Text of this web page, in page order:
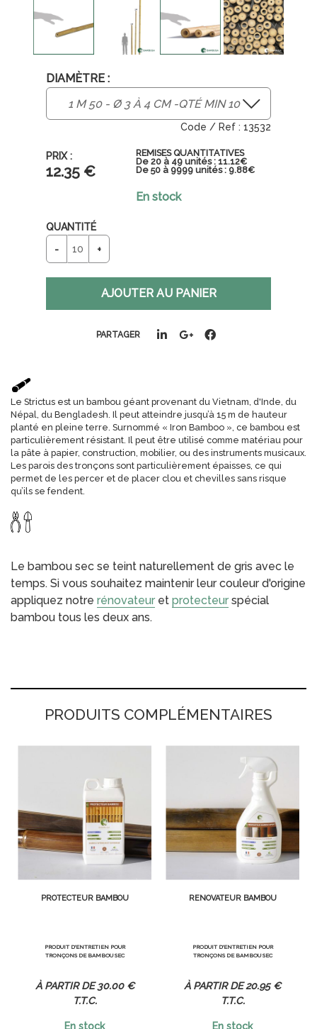
DIAMÈTRE :
13532
12.35 €
REMISES QUANTITATIVES
De 20 à 49 unités : 11.12€
De 50 à 9999 unités : 9.88€
En stock
QUANTITÉ
PARTAGER
Le Strictus est un bambou géant provenant du Vietnam, d'Inde, du
Népal, du Bengladesh. Il peut atteindre jusqu’à 15 m de hauteur
planté en pleine terre. Surnommé « Iron Bamboo », ce bambou est
particulièrement résistant. Il peut être utilisé comme matériau pour
la pâte à papier, construction, mobilier, ou des instruments musicaux.
Les parois des tronçons sont particulièrement épaisses, ce qui
permet de les percer et de placer clou et chevilles sans risque
qu’ils se fendent.
Le bambou sec se teint naturellement de gris avec le
temps. Si vous souhaitez maintenir leur couleur d'origine
appliquez notre rénovateur et protecteur spécial
bambou tous les deux ans.
PRODUITS COMPLÉMENTAIRES
PROTECTEUR BAMBOU
PRODUIT D'ENTRETIEN POUR
TRONÇONS DE BAMBOU SEC
30.00 €
T.T.C.
En stock
RÉNOVATEUR BAMBOU
PRODUIT D'ENTRETIEN POUR
TRONÇONS DE BAMBOU SEC
20.95 €
T.T.C.
En stock